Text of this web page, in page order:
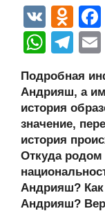
V
K
O
d
n
o
kl
a
ss
ni
ki
W
at
s
A
p
p
T
e
gr
a
m
Подробная
Андрияш, а
история
значение,
история
Откуда
Андрияш?
Андрияш?